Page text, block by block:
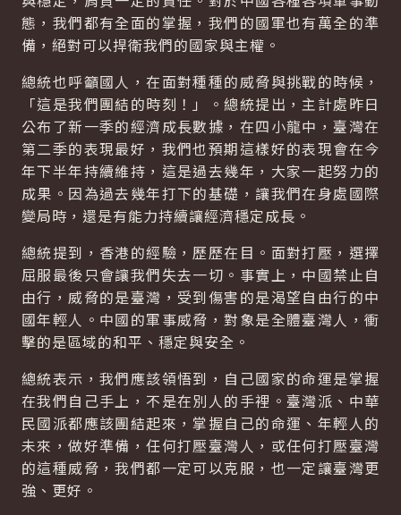
態，我們都有全面的掌握，我們的國軍也有萬全的準
備，絕對可以捍衛我們的國家與主權。
總統也呼籲國人，在面對種種的威脅與挑戰的時候，
「這是我們團結的時刻！」。總統提出，主計處昨日
公布了新一季的經濟成長數據，在四小龍中，臺灣在
第二季的表現最好，我們也預期這樣好的表現會在今
年下半年持續維持，這是過去幾年，大家一起努力的
成果。因為過去幾年打下的基礎，讓我們在身處國際
變局時，還是有能力持續讓經濟穩定成長。
總統提到，香港的經驗，歷歷在目。面對打壓，選擇
屈服最後只會讓我們失去一切。事實上，中國禁止自
由行，威脅的是臺灣，受到傷害的是渴望自由行的中
國年輕人。中國的軍事威脅，對象是全體臺灣人，衝
擊的是區域的和平、穩定與安全。
總統表示，我們應該領悟到，自己國家的命運是掌握
在我們自己手上，不是在別人的手裡。臺灣派、中華
民國派都應該團結起來，掌握自己的命運、年輕人的
未來，做好準備，任何打壓臺灣人，或任何打壓臺灣
的這種威脅，我們都一定可以克服，也一定讓臺灣更
強、更好。